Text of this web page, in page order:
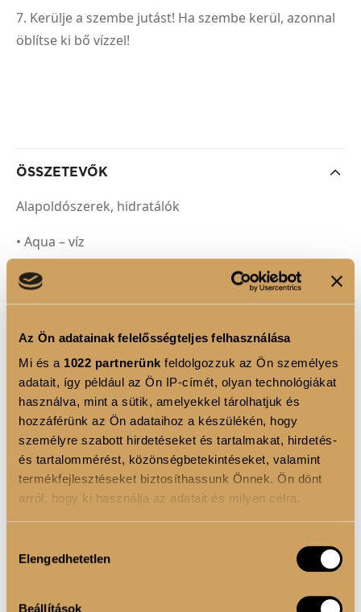
Az Ön adatainak felelősségteljes felhasználása
Mi és a 1022 partnerünk feldolgozzuk az Ön személyes
adatait, így például az Ön IP-címét, olyan technológiákat
használva, mint a sütik, amelyekkel tárolhatjuk és
hozzáférünk az Ön adataihoz a készülékén, hogy
személyre szabott hirdetéseket és tartalmakat, hirdetés-
és tartalommérést, közönségbetekintéseket, valamint
termékfejlesztéseket biztosíthassunk Önnek. Ön dönt
arról, hogy ki használja az adatait és milyen célra.
Információgyűjtés az Ön földrajzi elhelyezkedéséről
Az Ön készülékén beazonosítása annak konkrét
kiválasztása
Elengedhetetlen
Beállítások
7. Kerülje a szembe jutást! Ha szembe kerül, azonnal
öblítse ki bő vízzel!
ÖSSZETEVŐK
Alapoldószerek, hidratálók
• Aqua – víz
• Alcohol denat. – denaturált alkohol
• Pentylene Glycol – nedvességmegkötő, stabilizáló
• Methylpropanediol – oldószer és hidratáló
• Phenylpropanol – oldószer, enyhe antimikrobiális
hatással
• Hydrolyzed Soy Protein – hidrolizált szójafehérje,
erősítő és tápláló
• Ganoderma Lucidum Ferment Filtrate – fermentált